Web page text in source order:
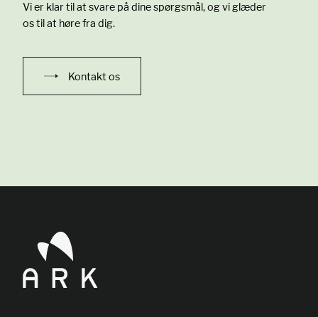
Vi er klar til at svare på dine spørgsmål, og vi glæder
os til at høre fra dig.
Kontakt os